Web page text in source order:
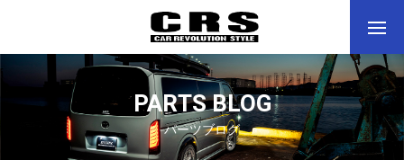
PARTS BLOG
パーツブログ